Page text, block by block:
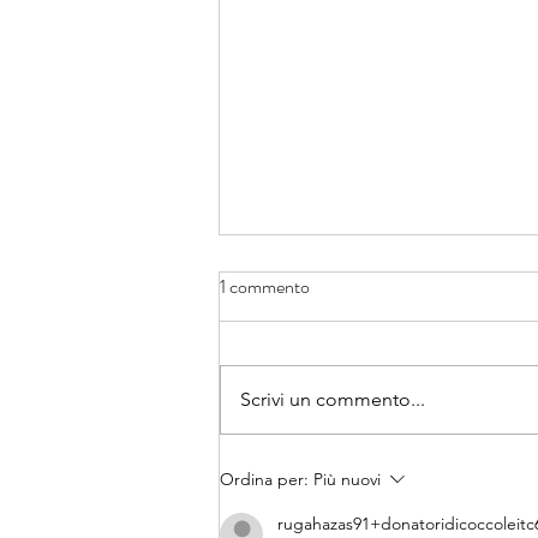
Gazzetta di Parma racconta la
1 commento
Scrivi un commento...
Ordina per: Più nuovi